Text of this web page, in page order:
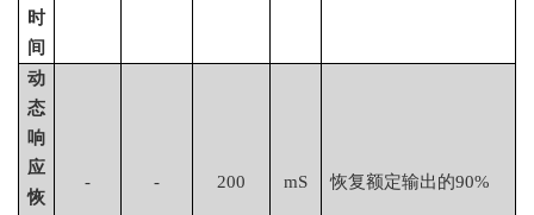
时
间
动
态
响
应
恢
- - 200 mS 恢复额定输出的90%